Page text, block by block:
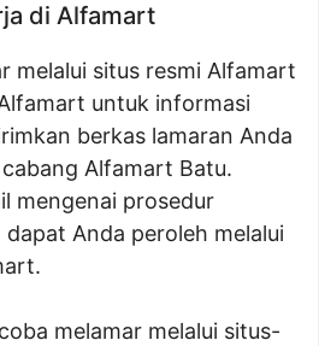
di Alfamart
melalui situs resmi Alfamart
untuk informasi
berkas lamaran Anda
Alfamart Batu.
mengenai prosedur
Anda peroleh melalui
melamar melalui situs-